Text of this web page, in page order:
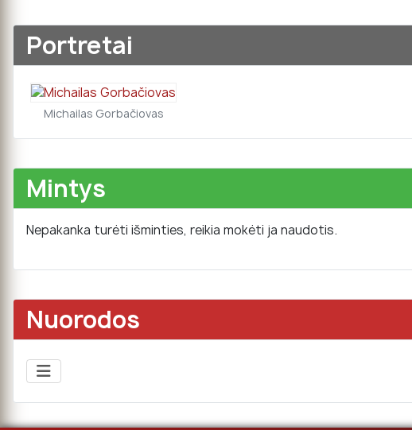
Portretai
Michailas Gorbačiovas
Mintys
Nepakanka turėti išminties, reikia mokėti ja naudotis.
Nuorodos